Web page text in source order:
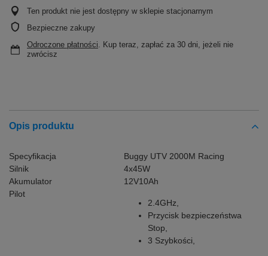
Ten produkt nie jest dostępny w sklepie stacjonarnym
Bezpieczne zakupy
Odroczone płatności. Kup teraz, zapłać za 30 dni, jeżeli nie
zwrócisz
Opis produktu
Specyfikacja
Buggy UTV 2000M Racing
Silnik
4x45W
Akumulator
12V10Ah
Pilot
2.4GHz,
Przycisk bezpieczeństwa
Stop,
3 Szybkości,